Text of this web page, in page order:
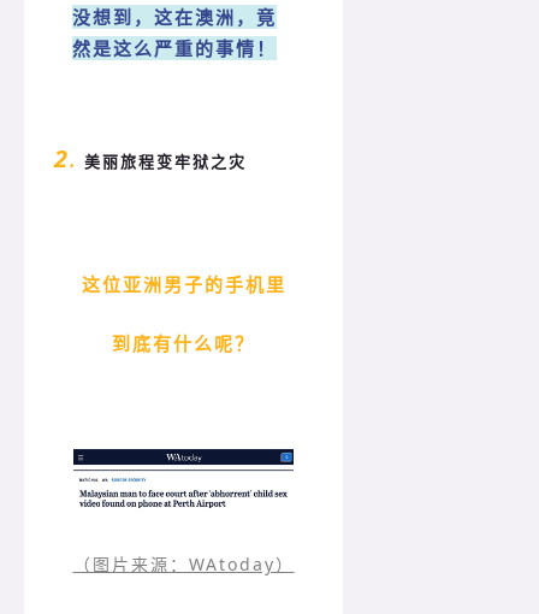
没想到，这在澳洲，竟
然是这么严重的事情！
2. 美丽旅程变牢狱之灾
这位亚洲男子的手机里
到底有什么呢？
（图片来源：WAtoday）